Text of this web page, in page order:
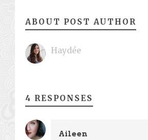
ABOUT POST AUTHOR
Haydée
4 RESPONSES
Aileen